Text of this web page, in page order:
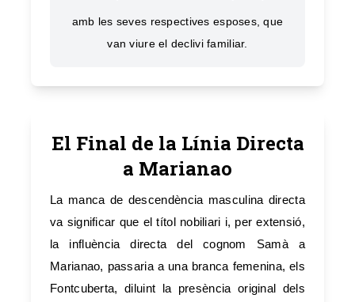
amb les seves respectives esposes, que
van viure el declivi familiar.
El Final de la Línia Directa
a Marianao
La manca de descendència masculina directa
va significar que el títol nobiliari i, per extensió,
la influència directa del cognom Samà a
Marianao, passaria a una branca femenina, els
Fontcuberta, diluint la presència original dels